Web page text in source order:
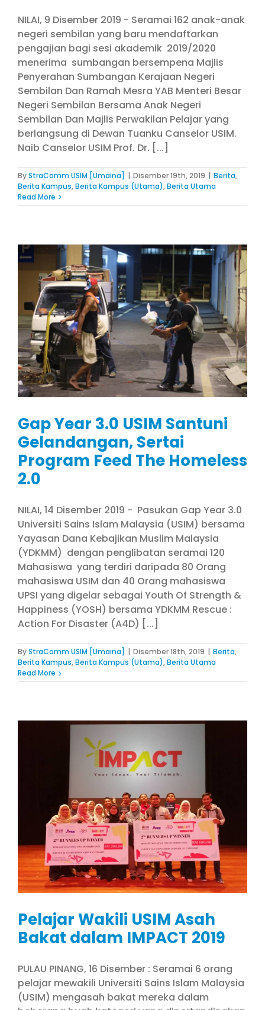
NILAI, 9 Disember 2019 - Seramai 162 anak-anak
negeri sembilan yang baru mendaftarkan
pengajian bagi sesi akademik 2019/2020
menerima sumbangan bersempena Majlis
Penyerahan Sumbangan Kerajaan Negeri
Sembilan Dan Ramah Mesra YAB Menteri Besar
Negeri Sembilan Bersama Anak Negeri
Sembilan Dan Majlis Perwakilan Pelajar yang
berlangsung di Dewan Tuanku Canselor USIM.
Naib Canselor USIM Prof. Dr. [...]
ByStraComm USIM [Umaina] | Disember 19th, 2019 | Berita,
Berita Kampus,Berita Kampus (Utama),Berita Utama
Read More
Gap Year 3.0 USIM Santuni
Gelandangan, Sertai
Program Feed The Homeless
2.0
NILAI, 14 Disember 2019 - Pasukan Gap Year 3.0
Universiti Sains Islam Malaysia (USIM) bersama
Yayasan Dana Kebajikan Muslim Malaysia
(YDKMM) dengan penglibatan seramai 120
Mahasiswa yang terdiri daripada 80 Orang
mahasiswa USIM dan 40 Orang mahasiswa
UPSI yang digelar sebagai Youth Of Strength &
Happiness (YOSH) bersama YDKMM Rescue :
Action For Disaster (A4D) [...]
ByStraComm USIM [Umaina] | Disember 18th, 2019 | Berita,
Berita Kampus,Berita Kampus (Utama),Berita Utama
Read More
Pelajar Wakili USIM Asah
Bakat dalam IMPACT 2019
PULAU PINANG, 16 Disember : Seramai 6 orang
pelajar mewakili Universiti Sains Islam Malaysia
(USIM) mengasah bakat mereka dalam